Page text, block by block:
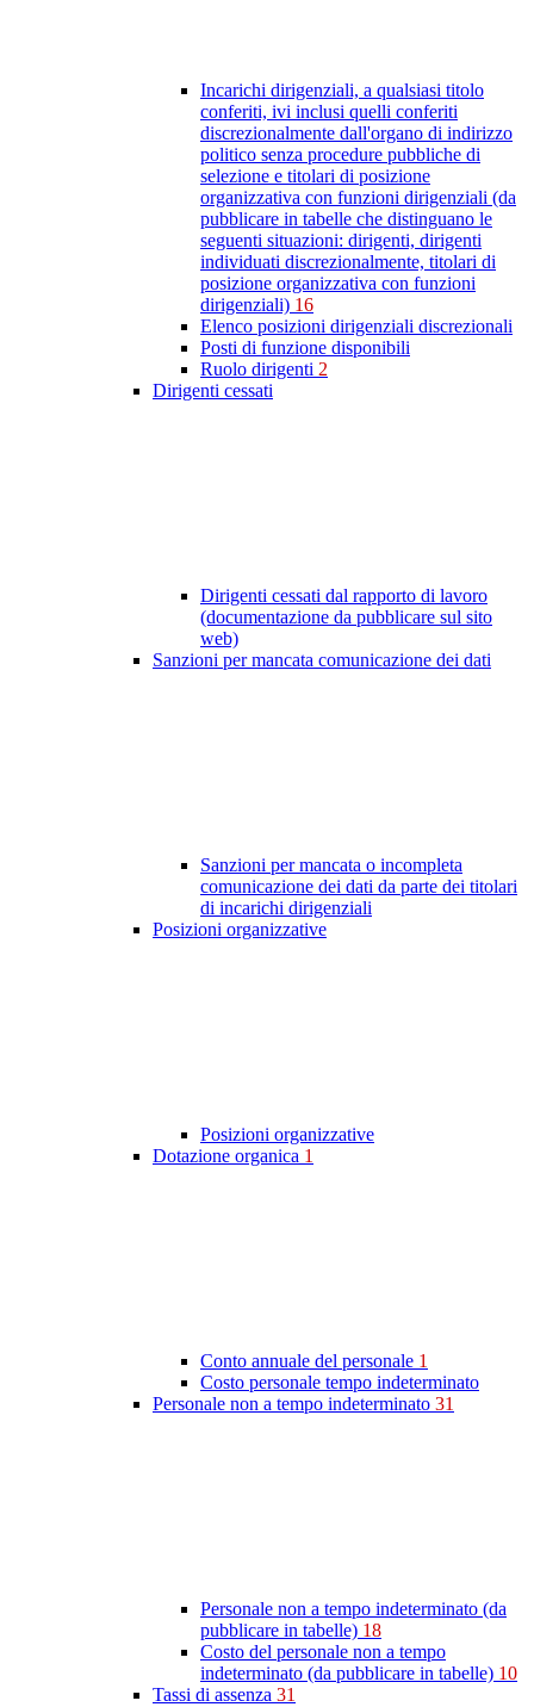
Incarichi dirigenziali, a qualsiasi titolo
conferiti, ivi inclusi quelli conferiti
discrezionalmente dall'organo di indirizzo
politico senza procedure pubbliche di
selezione e titolari di posizione
organizzativa con funzioni dirigenziali (da
pubblicare in tabelle che distinguano le
seguenti situazioni: dirigenti, dirigenti
individuati discrezionalmente, titolari di
posizione organizzativa con funzioni
dirigenziali) 16
Elenco posizioni dirigenziali discrezionali
Posti di funzione disponibili
Ruolo dirigenti 2
Dirigenti cessati
Dirigenti cessati dal rapporto di lavoro
(documentazione da pubblicare sul sito
web)
Sanzioni per mancata comunicazione dei dati
Sanzioni per mancata o incompleta
comunicazione dei dati da parte dei titolari
di incarichi dirigenziali
Posizioni organizzative
Posizioni organizzative
Dotazione organica 1
Conto annuale del personale 1
Costo personale tempo indeterminato
Personale non a tempo indeterminato 31
Personale non a tempo indeterminato (da
pubblicare in tabelle) 18
Costo del personale non a tempo
indeterminato (da pubblicare in tabelle) 10
Tassi di assenza 31